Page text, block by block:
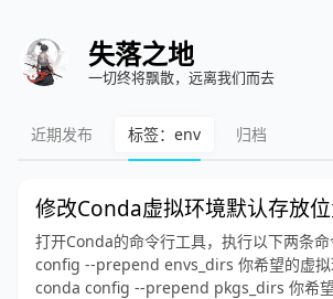
失落之地
一切终将飘散，远离我们而去
近期发布 标签：env 归档
修改Conda虚拟环境默认存放
打开Conda的命令行工具，执行以下两条
config --prepend envs_dirs 你希望的虚拟
conda config --prepend pkgs_dirs 你希望